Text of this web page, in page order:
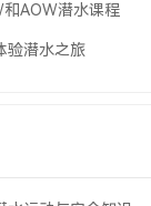
AOW潜水课程
验潜水之旅